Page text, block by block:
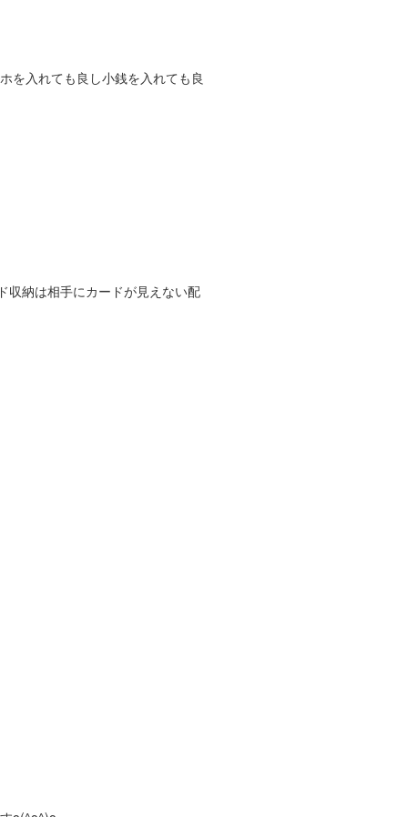
を入れても良し小銭を入れても良
収納は相手にカードが見えない配